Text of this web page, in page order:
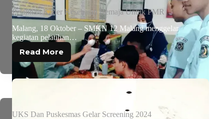
Pelatihan Kader Kesehatan Remaja Untuk PMR
Malang, 18 Oktober – SMKN 12 Malang menggelar
kegiatan pelatihan…
Read More
UKS Dan Puskesmas Gelar Screening 2024